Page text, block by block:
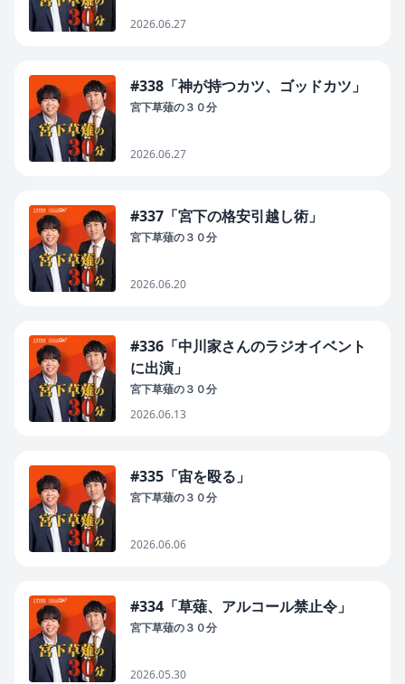
2026.06.27
#338「神が持つカツ、ゴッドカツ」
宮下草薙の３０分
2026.06.27
#337「宮下の格安引越し術」
宮下草薙の３０分
2026.06.20
#336「中川家さんのラジオイベント
に出演」
宮下草薙の３０分
2026.06.13
#335「宙を殴る」
宮下草薙の３０分
2026.06.06
#334「草薙、アルコール禁止令」
宮下草薙の３０分
2026.05.30